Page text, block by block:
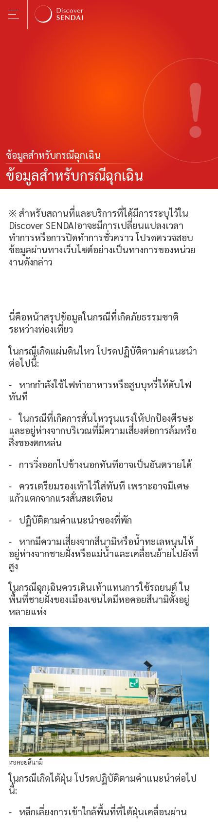
ข้อมูลสำหรับกรณีฉุกเฉิน
ข้อมูลสำหรับกรณีฉุกเฉิน
※ สำหรับสถานที่และบริการที่ได้มีการระบุไว้ใน
Discover SENDAIอาจะมีการเปลี่ยนแปลงเวลา
ทำการหรือการปิดทำการชั่วคราว โปรดตรวจสอบ
ข้อมูลผ่านทางเว็บไซต์อย่างเป็นทางการของหน่วย
งานดังกล่าว
นี่คือหน้าสรุปข้อมูลในกรณีที่เกิดภัยธรรมชาติ
ระหว่างท่องเที่ยว
ในกรณีเกิดแผ่นดินไหว โปรดปฏิบัติตามคำแนะนำ
ต่อไปนี้:
⁃ หากกำลังใช้ไฟทำอาหารหรือสูบบุหรี่ให้ดับไฟ
ทันที
⁃ ในกรณีที่เกิดการสั่นไหวรุนแรงให้ปกป้องศีรษะ
และอยู่ห่างจากบริเวณที่มีความเสี่ยงต่อการล้มหรือ
สิ่งของตกหล่น
⁃ การวิ่งออกไปข้างนอกทันทีอาจเป็นอันตรายได้
⁃ ควรเตรียมรองเท้าไว้ใส่ทันที เพราะอาจมีเศษ
แก้วแตกจากแรงสั่นสะเทือน
⁃ ปฏิบัติตามคำแนะนำของที่พัก
⁃ หากมีความเสี่ยงจากสึนามิหรือน้ำทะเลหนุนให้
อยู่ห่างจากชายฝั่งหรือแม่น้ำและเคลื่อนย้ายไปยังที่
สูง
ในกรณีฉุกเฉินควรเดินเท้าแทนการใช้รถยนต์ ใน
พื้นที่ชายฝั่งของเมืองเซนไดมีหอคอยสึนามิตั้งอยู่
หลายแห่ง
หอคอยสึนามิ
ในกรณีเกิดไต้ฝุ่น โปรดปฏิบัติตามคำแนะนำต่อไป
นี้:
⁃ หลีกเลี่ยงการเข้าใกล้พื้นที่ที่ไต้ฝุ่นเคลื่อนผ่าน